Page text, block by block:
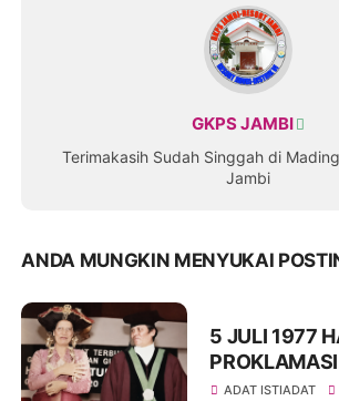
GKPS JAMBI
Terimakasih Sudah Singgah di
Jambi
ANDA MUNGKIN MENYUKAI
5 JULI 1977
PROKLAMASI
ADAT ISTIADAT